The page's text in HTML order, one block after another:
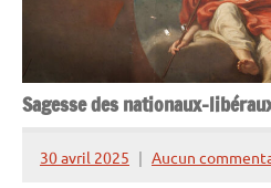
Sagesse des nationaux-
30 avril 2025
Henry
Aucun